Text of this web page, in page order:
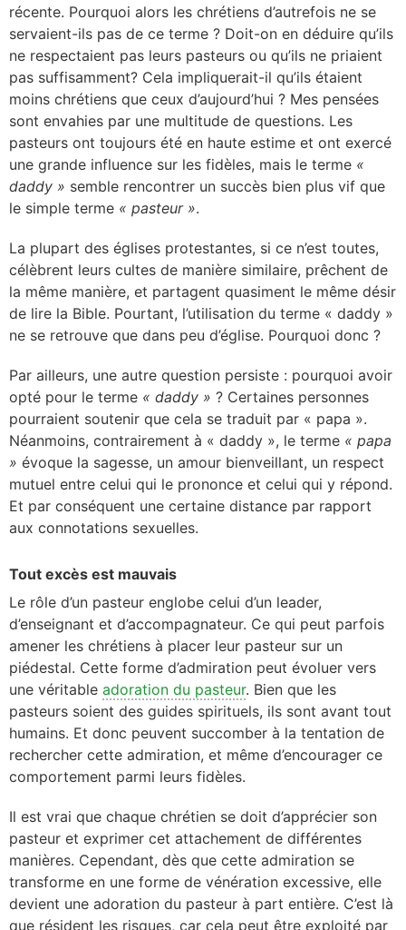
récente. Pourquoi alors les chrétiens d’autrefois ne se
servaient-ils pas de ce terme ? Doit-on en déduire qu’ils
ne respectaient pas leurs pasteurs ou qu’ils ne priaient
pas suffisamment? Cela impliquerait-il qu’ils étaient
moins chrétiens que ceux d’aujourd’hui ? Mes pensées
sont envahies par une multitude de questions. Les
pasteurs ont toujours été en haute estime et ont exercé
une grande influence sur les fidèles, mais le terme «
daddy » semble rencontrer un succès bien plus vif que
le simple terme « pasteur ».
La plupart des églises protestantes, si ce n’est toutes,
célèbrent leurs cultes de manière similaire, prêchent de
la même manière, et partagent quasiment le même désir
de lire la Bible. Pourtant, l’utilisation du terme « daddy »
ne se retrouve que dans peu d’église. Pourquoi donc ?
Par ailleurs, une autre question persiste : pourquoi avoir
opté pour le terme « daddy » ? Certaines personnes
pourraient soutenir que cela se traduit par « papa ».
Néanmoins, contrairement à « daddy », le terme « papa
» évoque la sagesse, un amour bienveillant, un respect
mutuel entre celui qui le prononce et celui qui y répond.
Et par conséquent une certaine distance par rapport
aux connotations sexuelles.
Tout excès est mauvais
Le rôle d’un pasteur englobe celui d’un leader,
d’enseignant et d’accompagnateur. Ce qui peut parfois
amener les chrétiens à placer leur pasteur sur un
piédestal. Cette forme d’admiration peut évoluer vers
une véritable adoration du pasteur. Bien que les
pasteurs soient des guides spirituels, ils sont avant tout
humains. Et donc peuvent succomber à la tentation de
rechercher cette admiration, et même d’encourager ce
comportement parmi leurs fidèles.
Il est vrai que chaque chrétien se doit d’apprécier son
pasteur et exprimer cet attachement de différentes
manières. Cependant, dès que cette admiration se
transforme en une forme de vénération excessive, elle
devient une adoration du pasteur à part entière. C’est là
que résident les risques, car cela peut être exploité par